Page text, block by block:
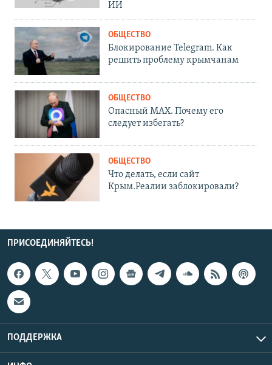
ИИ
ОБЩЕСТВО
Блокирование Telegram. Как
решить проблему крымчанам
ОБЩЕСТВО
Опасный MAX. Почему его
следует избегать?
ОБЩЕСТВО
Что делать, если сайт
Крым.Реалии заблокировали?
ПРИСОЕДИНЯЙТЕСЬ!
ПОДДЕРЖКА